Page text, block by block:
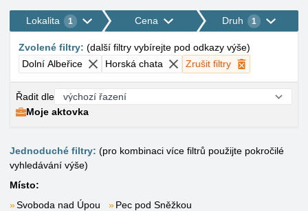
Lokalita 1 Cena Druh 1
Zvolené filtry: (další filtry vybírejte pod odkazy výše)
Dolní Albeřice
Horská chata Zrušit filtry
Řadit dle
Moje aktovka
Jednoduché filtry: (pro kombinaci více filtrů použijte pokročilé
vyhledávání výše)
Místo:
Svoboda nad Úpou
Pec pod Sněžkou